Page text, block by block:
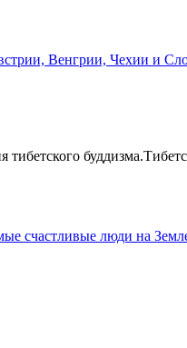
Венгрии, Чехии и
счастливые люди на